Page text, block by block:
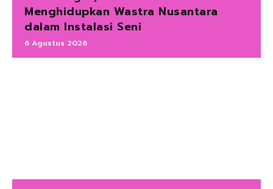
Menghidupkan Wastra Nusantara
dalam Instalasi Seni
6 Agustus 2026